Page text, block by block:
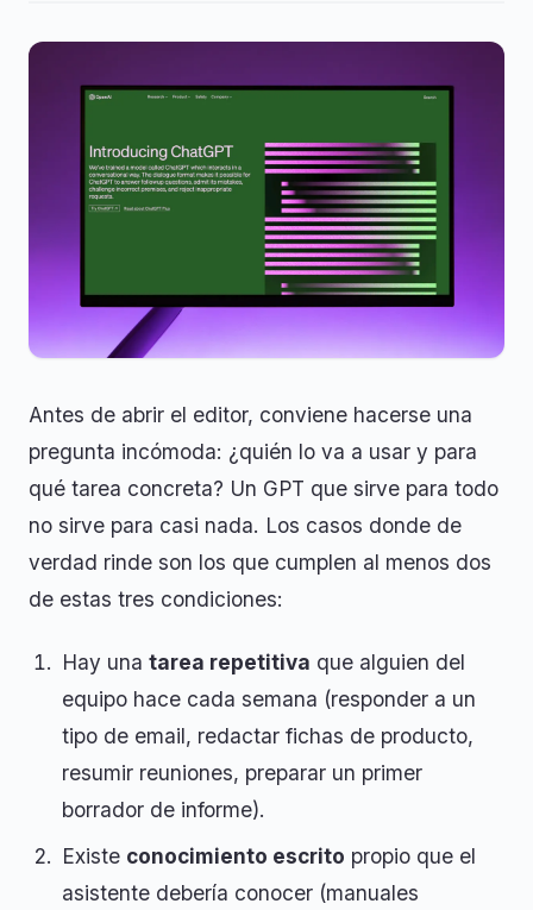
Antes de abrir el editor, conviene hacerse una
pregunta incómoda: ¿quién lo va a usar y para
qué tarea concreta? Un GPT que sirve para todo
no sirve para casi nada. Los casos donde de
verdad rinde son los que cumplen al menos dos
de estas tres condiciones:
Hay una tarea repetitiva que alguien del
equipo hace cada semana (responder a un
tipo de email, redactar fichas de producto,
resumir reuniones, preparar un primer
borrador de informe).
Existe conocimiento escrito propio que el
asistente debería conocer (manuales